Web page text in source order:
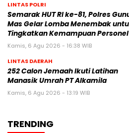
LINTAS POLRI
Semarak HUT RI ke-81, Polres
Mas Gelar Lomba Menembak
Tingkatkan Kemampuan Personel
Kamis, 6 Agu 2026 - 16:38 WIB
LINTAS DAERAH
252 Calon Jemaah Ikuti Latihan
Manasik Umrah PT Alkamila
Kamis, 6 Agu 2026 - 13:19 WIB
TRENDING